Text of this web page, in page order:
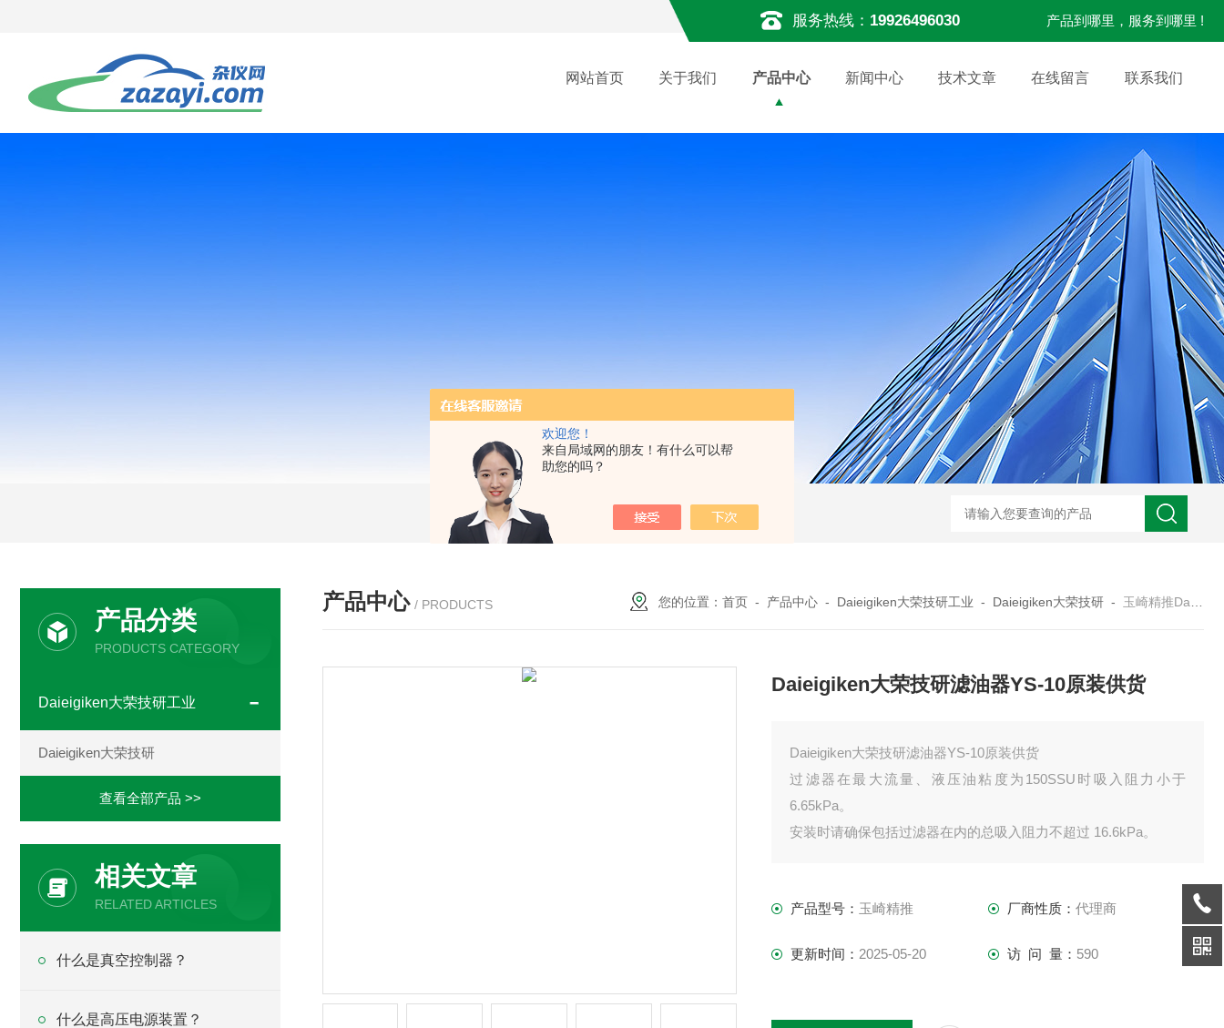
欢迎您！
来自局域网的朋友！有什么可以帮
助您的吗？
服务热线： 19926496030 产品到哪里，服务到哪里 !
网站首页 关于我们 产品中心 新闻中心 技术文章 在线留言 联系我们
产品中心 / PRODUCTS 您的位置：首页 - 产品中心 - Daieigiken大荣技研工业 - Daieigiken大荣技研 - 玉崎精推Daieigiken大荣技研滤油器YS-10原装供货
Daieigiken大荣技研滤油器YS-10原装供货
Daieigiken大荣技研滤油器YS-10原装供货
过滤器在最大流量、液压油粘度为150SSU时吸入阻力小于
6.65kPa。
安装时请确保包括过滤器在内的总吸入阻力不超过 16.6kPa。
标准丝网为150目。
产品型号： 玉崎精推 厂商性质： 代理商
更新时间： 2025-05-20 访 问 量： 590
产品分类
PRODUCTS CATEGORY
Daieigiken大荣技研工业
Daieigiken大荣技研
查看全部产品 >>
相关文章
RELATED ARTICLES
什么是真空控制器？
什么是高压电源装置？